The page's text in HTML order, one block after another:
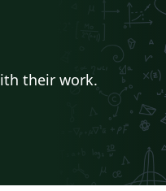
their work.